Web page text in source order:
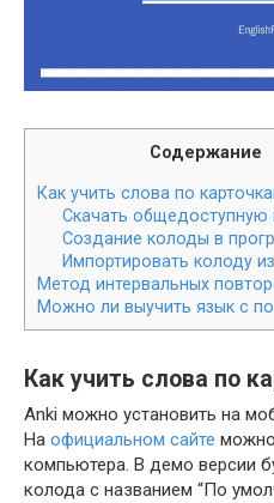
Содержание
Как учить слова по
Скачать общедоступную
Создание колоды в
Импортировать колоду
Метод интервальных
Можно ли выучить язык с
Как учить слова по
Anki можно установить на
На официальном сайте
компьютера. В демо версии
колода с названием “По